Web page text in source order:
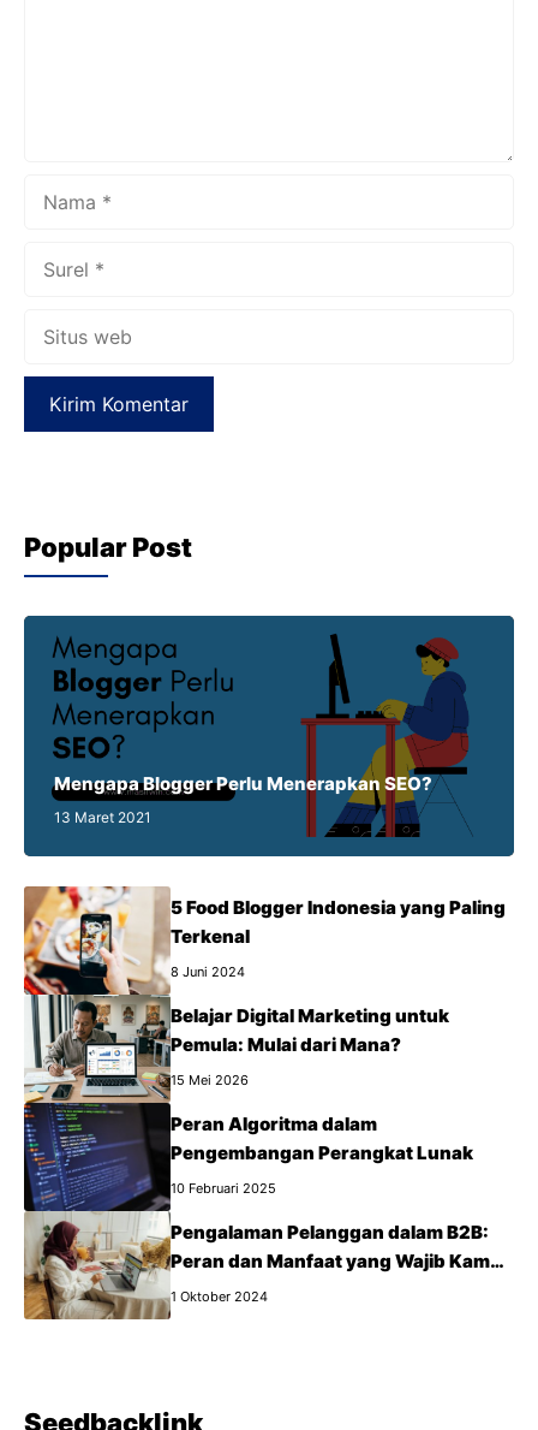
Popular Post
Mengapa Blogger Perlu Menerapkan SEO?
13 Maret 2021
5 Food Blogger Indonesia yang Paling
Terkenal
8 Juni 2024
Belajar Digital Marketing untuk
Pemula: Mulai dari Mana?
15 Mei 2026
Peran Algoritma dalam
Pengembangan Perangkat Lunak
10 Februari 2025
Pengalaman Pelanggan dalam B2B:
Peran dan Manfaat yang Wajib Kamu
Tahu
1 Oktober 2024
Seedbacklink